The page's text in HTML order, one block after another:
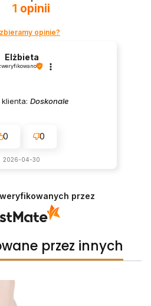
1 opinii
opinie?
Elżbieta
Doskonale
0 0
2026-04-30
przez
przez innych